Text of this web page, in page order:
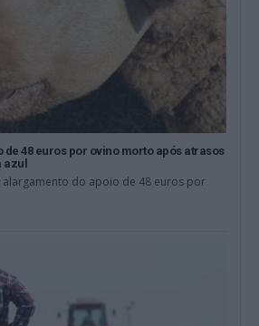
48 euros por ovino morto após atrasos
do apoio de 48 euros por